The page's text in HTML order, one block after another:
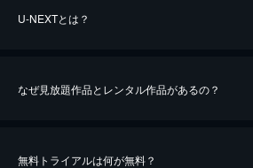
U-NEXTとは？
なぜ見放題作品とレンタル作品があるの？
無料トライアルは何が無料？